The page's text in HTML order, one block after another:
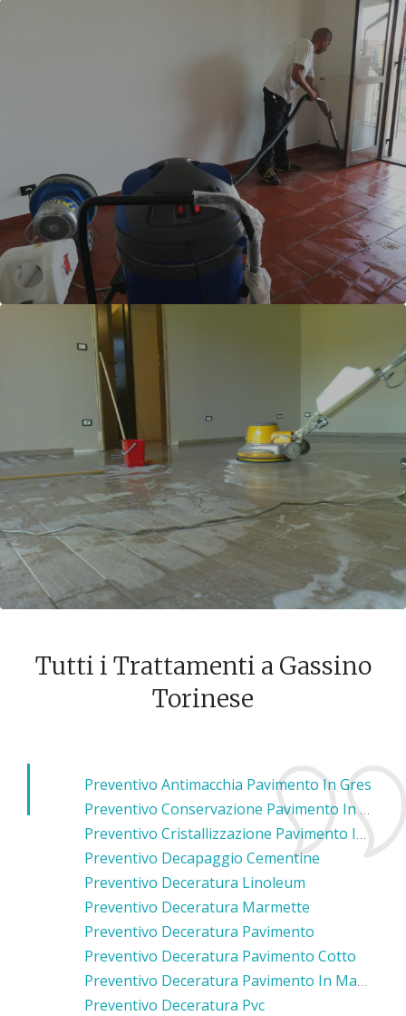
Tutti i Trattamenti a Gassino
Torinese
Preventivo Antimacchia Pavimento In Gres
Preventivo Conservazione Pavimento In Cotto
Preventivo Cristallizzazione Pavimento In Marmo
Preventivo Decapaggio Cementine
Preventivo Deceratura Linoleum
Preventivo Deceratura Marmette
Preventivo Deceratura Pavimento
Preventivo Deceratura Pavimento Cotto
Preventivo Deceratura Pavimento In Marmo
Preventivo Deceratura Pvc